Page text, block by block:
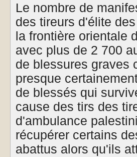
Le nombre de
des tireurs d'élite
la frontière orientale
avec plus de 2 700
de blessures graves
presque
de blessés qui
cause des tirs des
d'ambulance
récupérer certains
abattus alors qu'ils